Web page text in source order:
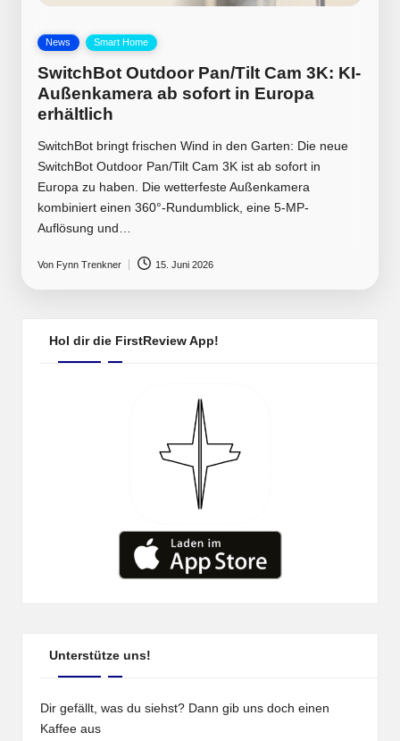
Posted
News Smart Home
SwitchBot Outdoor Pan/Tilt Cam 3K: KI-
Außenkamera ab sofort in Europa
erhältlich
SwitchBot bringt frischen Wind in den Garten: Die neue
SwitchBot Outdoor Pan/Tilt Cam 3K ist ab sofort in
Europa zu haben. Die wetterfeste Außenkamera
kombiniert einen 360°-Rundumblick, eine 5-MP-
Auflösung und…
Posted
by
Von Fynn Trenkner 15. Juni 2026
Hol dir die FirstReview App!
Unterstütze uns!
Dir gefällt, was du siehst? Dann gib uns doch einen
Kaffee aus